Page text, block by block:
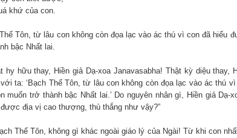
khứ của con.
Tôn, từ lâu con không còn đọa lạc vào ác thú vì con đã hiểu
bậc Nhất lai.
hy hữu thay, Hiền giả Dạ-xoa Janavasabha! Thật kỳ diệu thay,
ta: ‘Bạch Thế Tôn, từ lâu con không còn đọa lạc vào ác thú
muốn trở thành bậc Nhất lai.’ Do nguyên nhân gì, Hiền giả Dạ-
địa vị cao thượng, thù thắng như vậy?”
Thế Tôn, không gì khác ngoài giáo lý của Ngài! Từ khi con